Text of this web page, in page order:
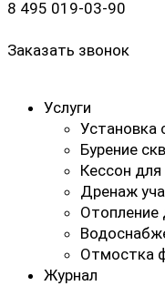
8 495 019-03-90
Заказать звонок
Услуги
Установка
Бурение
Кессон
Дренаж
Отопление
Отмостка
Журнал